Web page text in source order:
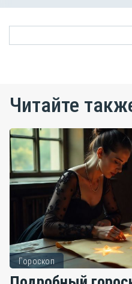
Читайте
Гороскоп